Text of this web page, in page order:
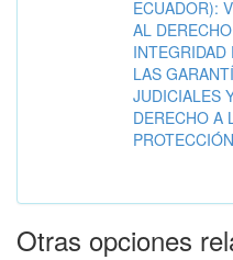
ECUADOR):
AL
INTEGRIDAD
LAS
JUDICIALES
DERECHO A
Otras opciones